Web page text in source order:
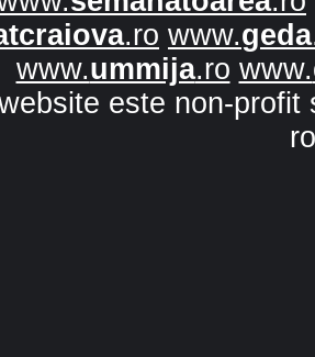
.ro www.geda
www.ummija.ro www.
este non-profit